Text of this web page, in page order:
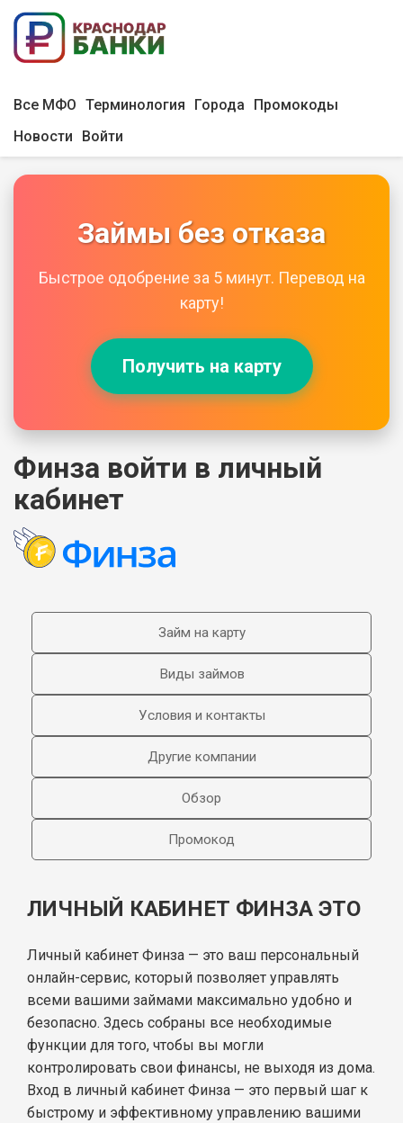
Все МФО Терминология Города
Промокоды
Новости
Войти
Займы без отказа
Быстрое одобрение за 5 минут. Перевод на
карту!
Получить на карту
Финза войти в личный
кабинет
Займ на карту
Виды займов
Условия и контакты
Другие компании
Обзор
Промокод
ЛИЧНЫЙ КАБИНЕТ ФИНЗА ЭТО
Личный кабинет Финза — это ваш персональный
онлайн-сервис, который позволяет управлять
всеми вашими займами максимально удобно и
безопасно. Здесь собраны все необходимые
функции для того, чтобы вы могли
контролировать свои финансы, не выходя из дома.
Вход в личный кабинет Финза — это первый шаг к
быстрому и эффективному управлению вашими